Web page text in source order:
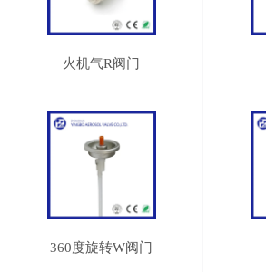
火机气R阀门
360度旋转W阀门